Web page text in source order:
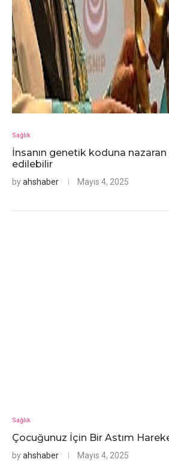
Sağlık
İnsanın genetik koduna
edilebilir
byahshaber Mayıs 4, 2025
Sağlık
Çocuğunuz İçin Bir Astım
byahshaber Mayıs 4, 2025